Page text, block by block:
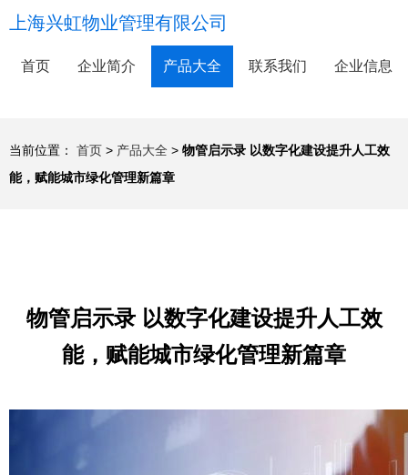
上海兴虹物业管理有限公司
首页 企业简介 产品大全 联系我们 企业信息
当前位置： 首页 > 产品大全 > 物管启示录 以数字化建设提升人工效
能，赋能城市绿化管理新篇章
物管启示录 以数字化建设提升人工效
能，赋能城市绿化管理新篇章